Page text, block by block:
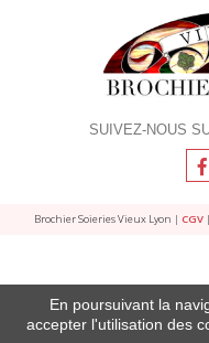
SUIVEZ-NOUS
En poursuivant la
accepter l'utilisation des
Brochier Soieries Vieux Lyon | CGV|